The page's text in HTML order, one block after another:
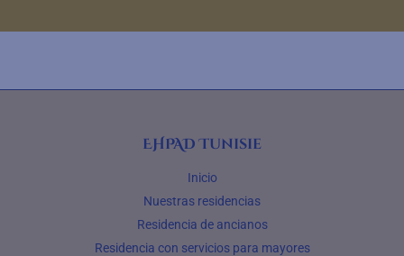
EHPAD Tunisie
Inicio
Nuestras residencias
Residencia de ancianos
Residencia con servicios para mayores